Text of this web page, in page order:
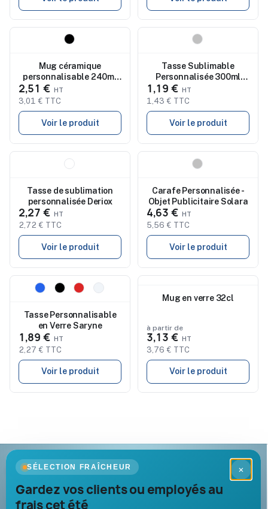
Mug céramique
personnalisable 240ml
TWEENIES SUBLIM
2,51 €
3,01 € TTC
Voir le produit
Tasse Sublimable
Personnalisée 300ml
Robleda
1,19 €
1,43 € TTC
Voir le produit
Tasse de sublimation
personnalisée Deriox
2,27 €
2,72 € TTC
Voir le produit
Carafe Personnalisée -
Objet Publicitaire Solara
4,63 €
5,56 € TTC
Voir le produit
Nouveau
Tasse Personnalisable
en Verre Saryne
1,89 €
2,27 € TTC
Voir le produit
Mug en verre 32cl
à partir de
3,13 €
3,76 € TTC
Voir le produit
×
SÉLECTION FRAÎCHEUR
Gardez vos clients ou employés au
frais cet été
Goodies Pub France
Objets publicitaires · par Promenoch
Votre partenaire B2B pour les goodies et cadeaux d’affaires